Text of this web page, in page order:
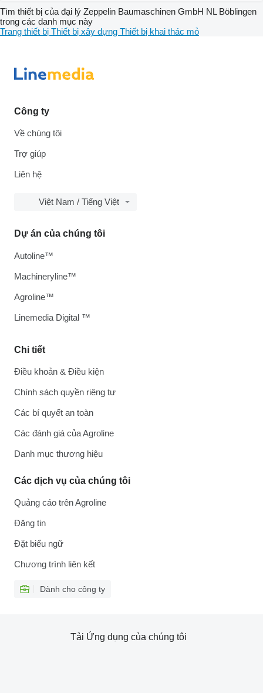
Tìm thiết bị của đại lý Zeppelin Baumaschinen GmbH NL Böblingen
trong các danh mục này
Trang thiết bị Thiết bị xây dựng Thiết bị khai thác mỏ
Công ty
Về chúng tôi
Trợ giúp
Liên hệ
Việt Nam / Tiếng Việt
Chi tiết
Điều khoản & Điều kiện
Chính sách quyền riêng tư
Các bí quyết an toàn
Các đánh giá của Agroline
Danh mục thương hiệu
Các dịch vụ của chúng tôi
Quảng cáo trên Agroline
Đăng tin
Đặt biểu ngữ
Chương trình liên kết
Dành cho công ty
Dự án của chúng tôi
Autoline™
Machineryline™
Agroline™
Linemedia Digital ™
Tải Ứng dụng của chúng tôi